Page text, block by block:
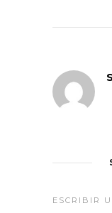
ESCRIBIR